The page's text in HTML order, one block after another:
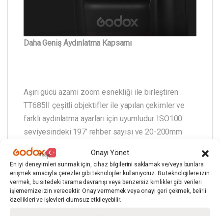
Onayı Yönet
En iyi deneyimleri sunmak için, cihaz bilgilerini saklamak ve/veya bunlara
erişmek amacıyla çerezler gibi teknolojiler kullanıyoruz. Bu teknolojilere izin
vermek, bu sitedeki tarama davranışı veya benzersiz kimlikler gibi verileri
işlememize izin verecektir. Onay vermemek veya onayı geri çekmek, belirli
özellikleri ve işlevleri olumsuz etkileyebilir.
Daha Geniş Aydınlatma Kapsamı
Aşırı gücü azami zoom esnekliği ile birleştiren
TT685II çeşitli objektifler ile yapılan çekimler ve
farklı aydınlatma ayarları için uyumludur. ISO100
seviyesindeki 197’ rehber sayısı ve 20-200mm
zoom aralığı ile TT685II her çekim için gerekli olan
geniş ve düz ışığı sunmaktadır.